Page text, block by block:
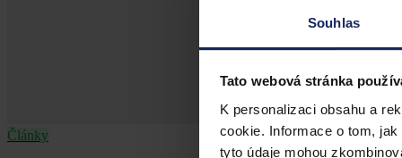
Souhlas
Tato webová stránka
K personalizaci obsahu a
cookie. Informace o tom,
tyto údaje mohou
Články